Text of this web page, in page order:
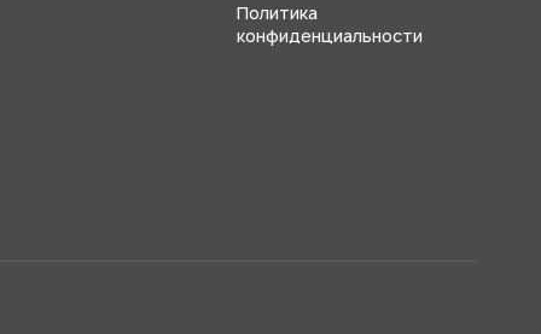
Политика
конфиденциальности